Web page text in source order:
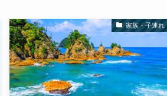
家族・子連れ